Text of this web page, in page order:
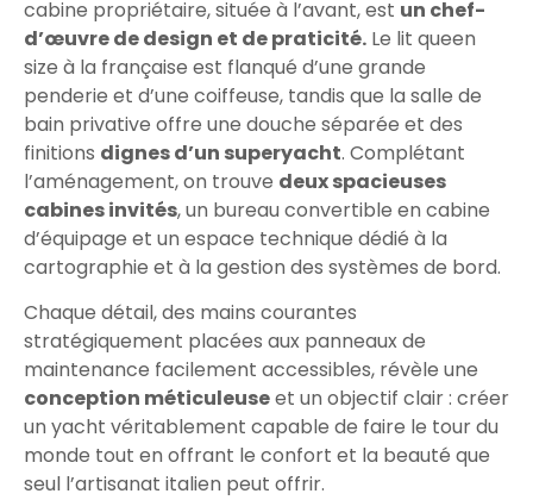
cabine propriétaire, située à l’avant, est un chef-
d’œuvre de design et de praticité. Le lit queen
size à la française est flanqué d’une grande
penderie et d’une coiffeuse, tandis que la salle de
bain privative offre une douche séparée et des
finitions dignes d’un superyacht. Complétant
l’aménagement, on trouve deux spacieuses
cabines invités, un bureau convertible en cabine
d’équipage et un espace technique dédié à la
cartographie et à la gestion des systèmes de bord.
Chaque détail, des mains courantes
stratégiquement placées aux panneaux de
maintenance facilement accessibles, révèle une
conception méticuleuseet un objectif clair : créer
un yacht véritablement capable de faire le tour du
monde tout en offrant le confort et la beauté que
seul l’artisanat italien peut offrir.